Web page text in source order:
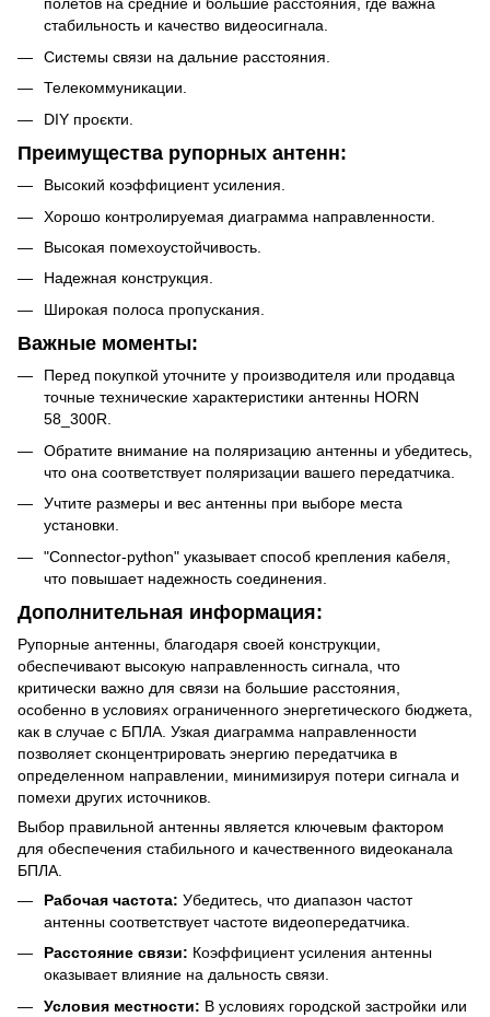
полетов на средние и большие расстояния, где важна
стабильность и качество видеосигнала.
Системы связи на дальние расстояния.
Телекоммуникации.
DIY проєкти.
Преимущества рупорных антенн:
Высокий коэффициент усиления.
Хорошо контролируемая диаграмма направленности.
Высокая помехоустойчивость.
Надежная конструкция.
Широкая полоса пропускания.
Важные моменты:
Перед покупкой уточните у производителя или продавца
точные технические характеристики антенны HORN
58_300R.
Обратите внимание на поляризацию антенны и убедитесь,
что она соответствует поляризации вашего передатчика.
Учтите размеры и вес антенны при выборе места
установки.
"Connector-python" указывает способ крепления кабеля,
что повышает надежность соединения.
Дополнительная информация:
Рупорные антенны, благодаря своей конструкции,
обеспечивают высокую направленность сигнала, что
критически важно для связи на большие расстояния,
особенно в условиях ограниченного энергетического бюджета,
как в случае с БПЛА. Узкая диаграмма направленности
позволяет сконцентрировать энергию передатчика в
определенном направлении, минимизируя потери сигнала и
помехи других источников.
Выбор правильной антенны является ключевым фактором
для обеспечения стабильного и качественного видеоканала
БПЛА.
Рабочая частота: Убедитесь, что диапазон частот
антенны соответствует частоте видеопередатчика.
Расстояние связи: Коэффициент усиления антенны
оказывает влияние на дальность связи.
Условия местности: В условиях городской застройки или